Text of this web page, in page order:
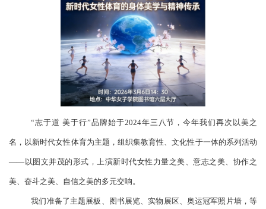
“志于道 美于行”品牌始于2024年三八节，今年我们再次以美之
名，以新时代女性体育为主题，组织集教育性、文化性于一体的系列活动
——以图文并茂的形式，上演新时代女性力量之美、意志之美、协作之
美、奋斗之美、自信之美的多元交响。
我们准备了主题展板、图书展览、实物展区、奥运冠军照片墙，等